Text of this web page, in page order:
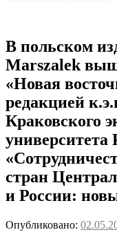
В польском
Marszalek
«Новая
редакцией
Краковского
стран
и России:
Опубликовано: